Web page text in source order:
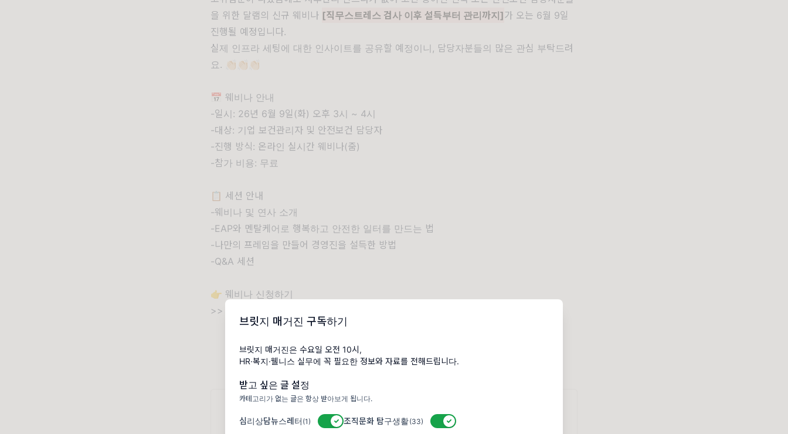
브릿지 매거진 구독하기
브릿지 매거진은 수요일 오전 10시,
HR·복지·웰니스 실무에 꼭 필요한 정보와 자료를 전해드립니다.
받고 싶은 글 설정
카테고리가 없는 글은 항상 받아보게 됩니다.
심리상담뉴스레터 (1) 활성/비활성 스위치
조직문화 탐구생활 (33) 활성/비활성 스위치
을 위한 달램의 신규 웨비나 [직무스트레스 검사 이후 설득부터 관리까지]가 오는 6월 9일
진행될 예정입니다.
실제 인프라 세팅에 대한 인사이트를 공유할 예정이니, 담당자분들의 많은 관심 부탁드려
요. 👏🏻👏🏻👏🏻
📅 웨비나 안내
-일시: 26년 6월 9일(화) 오후 3시 ~ 4시
-대상: 기업 보건관리자 및 안전보건 담당자
-진행 방식: 온라인 실시간 웨비나(줌)
-참가 비용: 무료
📋 세션 안내
-웨비나 및 연사 소개
-EAP와 멘탈케어로 행복하고 안전한 일터를 만드는 법
-나만의 프레임을 만들어 경영진을 설득한 방법
-Q&A 세션
👉 웨비나 신청하기
>>
다가올 뉴스레터가 궁금하신가요?